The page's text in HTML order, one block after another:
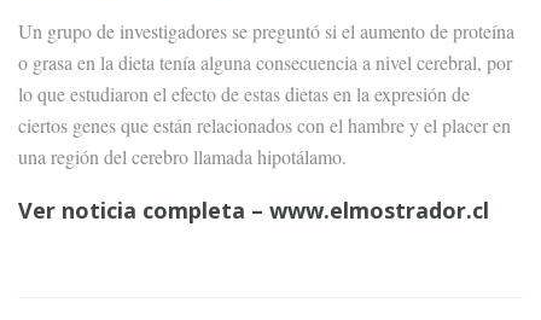
Un grupo de investigadores se preguntó si el aumento de proteína
o grasa en la dieta tenía alguna consecuencia a nivel cerebral, por
lo que estudiaron el efecto de estas dietas en la expresión de
ciertos genes que están relacionados con el hambre y el placer en
una región del cerebro llamada hipotálamo.
Ver noticia completa – www.elmostrador.cl